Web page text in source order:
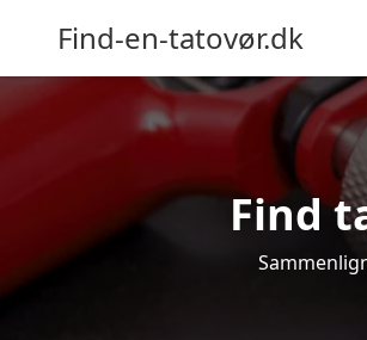
Find-en-tatovør.dk
Find